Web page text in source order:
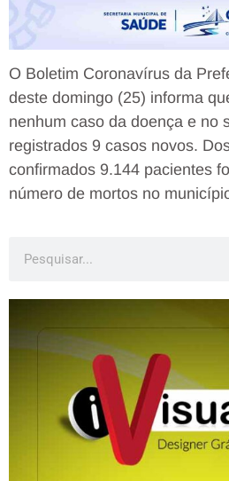
O Boletim Coronavírus da
deste domingo (25) informa
nenhum caso da doença e no
registrados 9 casos novos.
confirmados 9.144 pacientes
número de mortos no